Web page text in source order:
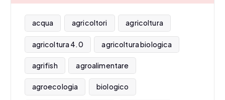
acqua agricoltori agricoltura
agricoltura 4.0 agricoltura biologica
agrifish agroalimentare
agroecologia biologico